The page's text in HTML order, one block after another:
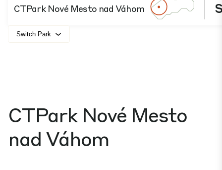
CTPark Nové Mesto nad Váhom
Switch Park
CTPark Nové Mesto
nad Váhom